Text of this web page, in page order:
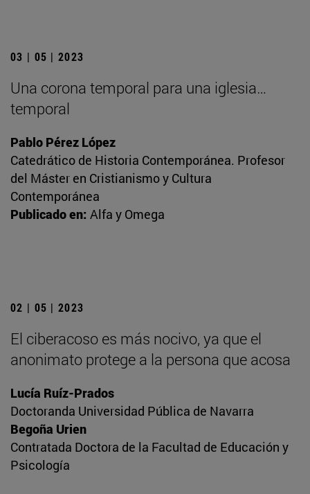
03 | 05 | 2023
Una corona temporal para una iglesia…
temporal
Pablo Pérez López
Catedrático de Historia Contemporánea. Profesor
del Máster en Cristianismo y Cultura
Contemporánea
Publicado en: Alfa y Omega
02 | 05 | 2023
El ciberacoso es más nocivo, ya que el
anonimato protege a la persona que acosa
Lucía Ruíz-Prados
Doctoranda Universidad Pública de Navarra
Begoña Urien
Contratada Doctora de la Facultad de Educación y
Psicología